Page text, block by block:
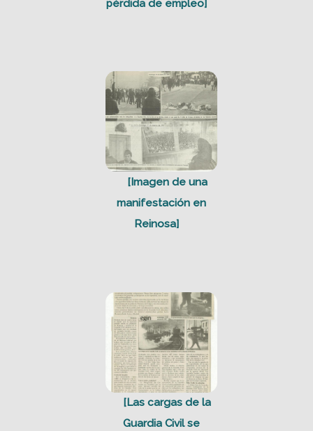
pérdida de empleo]
[Imagen de una
manifestación en
Reinosa]
[Las cargas de la
Guardia Civil se